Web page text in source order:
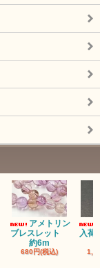
アメトリン
ブレスレット
約6m
680円(税込)
入荷